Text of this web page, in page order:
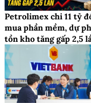
Petrolimex chi 11 tỷ
mua phần mềm, dự
tồn kho tăng gấp 2,5